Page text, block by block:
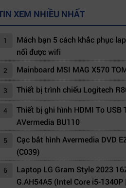
XEM NHIỀU NHẤT
1
Mách bạn 5 cách khắc phục
nối được wifi
2 Mainboard MSI MAG X570
3 Thiết bị trình chiếu Logitech
4
Thiết bị ghi hình HDMI To USB
AVermedia BU110
5
Cạc bắt hình Avermedia DVD
(C039)
6
Laptop LG Gram Style 2023
G.AH54A5 (Intel Core i5-1340P